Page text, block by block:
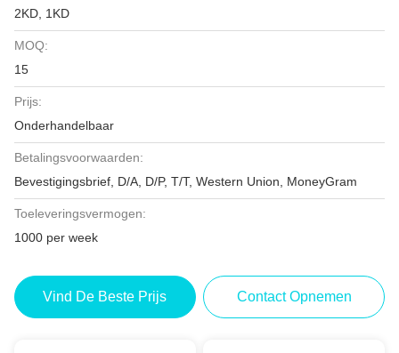
2KD, 1KD
MOQ:
15
Prijs:
Onderhandelbaar
Betalingsvoorwaarden:
Bevestigingsbrief, D/A, D/P, T/T, Western Union, MoneyGram
Toeleveringsvermogen:
1000 per week
Vind De Beste Prijs Contact Opnemen